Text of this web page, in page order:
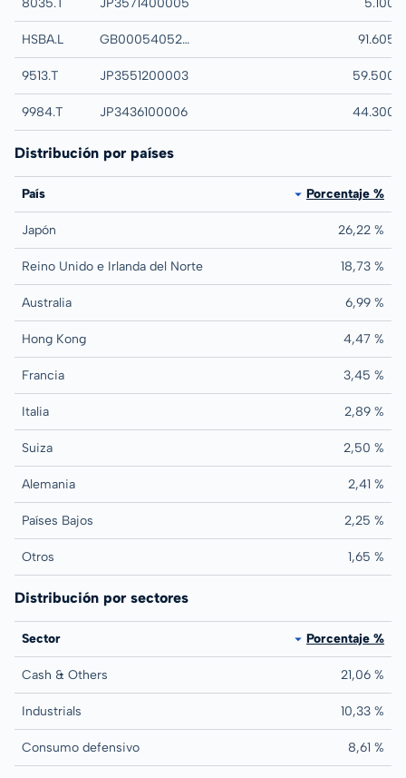
8035.T JP3571400005 TOKYO 5.100
HSBA.L GB0005405286 HSBC HOLDINGS
91.605
9513.T JP3551200003 ELECTRIC POWER
59.500
9984.T JP3436100006 SOFTBANK44.300
Distribución por países
País Porcentaje %
Japón 26,22 %
Reino Unido e Irlanda del Norte 18,73 %
Australia 6,99 %
Hong Kong 4,47 %
Francia 3,45 %
Italia 2,89 %
Suiza 2,50 %
Alemania 2,41 %
Países Bajos 2,25 %
Otros 1,65 %
Distribución por sectores
Sector Porcentaje %
Cash & Others 21,06 %
Industrials 10,33 %
Consumo defensivo 8,61 %